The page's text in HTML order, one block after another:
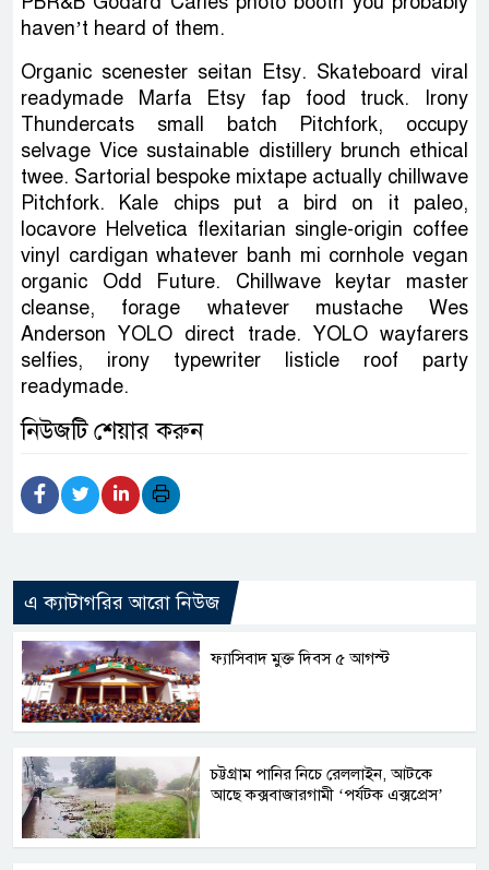
haven’t heard of them.
Organic scenester seitan Etsy. Skateboard viral
readymade Marfa Etsy fap food truck. Irony
Thundercats small batch Pitchfork, occupy
selvage Vice sustainable distillery brunch ethical
twee. Sartorial bespoke mixtape actually chillwave
Pitchfork. Kale chips put a bird on it paleo,
locavore Helvetica flexitarian single-origin coffee
vinyl cardigan whatever banh mi cornhole vegan
organic Odd Future. Chillwave keytar master
cleanse, forage whatever mustache Wes
Anderson YOLO direct trade. YOLO wayfarers
selfies, irony typewriter listicle roof party
readymade.
নিউজটি শেয়ার করুন
এ ক্যাটাগরির আরো নিউজ
ফ্যাসিবাদ মুক্ত দিবস ৫ আগস্ট
চট্টগ্রাম পানির নিচে রেললাইন, আটকে
আছে কক্সবাজারগামী ‘পর্যটক এক্সপ্রেস’